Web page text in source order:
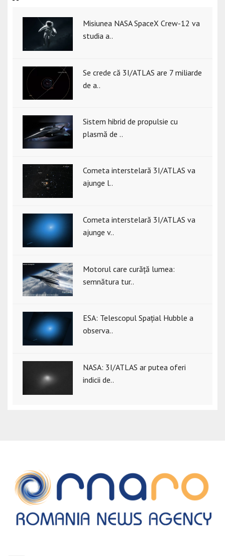
Misiunea NASA SpaceX Crew-12 va
studia a..
Se crede că 3I/ATLAS are 7 miliarde
de a..
Sistem hibrid de propulsie cu
plasmă de ..
Cometa interstelară 3I/ATLAS va
ajunge l..
Cometa interstelară 3I/ATLAS va
ajunge v..
Motorul care curăță lumea:
semnătura tur..
ESA: Telescopul Spațial Hubble a
observa..
NASA: 3I/ATLAS ar putea oferi
indicii de..